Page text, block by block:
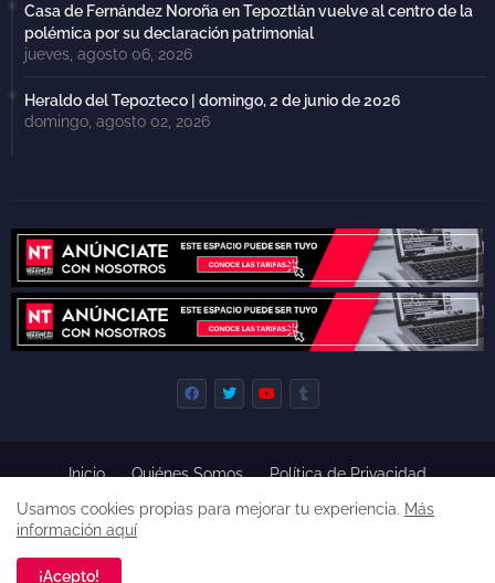
Casa de Fernández Noroña en Tepoztlán vuelve al centro de la
polémica por su declaración patrimonial
jueves, agosto 06, 2026
Heraldo del Tepozteco | domingo, 2 de junio de 2026
domingo, agosto 02, 2026
Derechos reservados, 2022 -
Inicio Quiénes Somos
Política de Privacidad
Derecho de Réplica
Términos y Condiciones de Uso
Usamos cookies propias para mejorar tu experiencia. Más
información aquí
¡Acepto!